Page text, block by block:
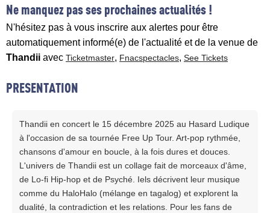
Ne manquez pas ses prochaines actualités !
N'hésitez pas à vous inscrire aux alertes pour être
automatiquement informé(e) de l'actualité et de la venue de
Thandii avec Ticketmaster, Fnacspectacles, See Tickets
PRESENTATION
Thandii en concert le 15 décembre 2025 au Hasard Ludique
à l'occasion de sa tournée Free Up Tour. Art-pop rythmée,
chansons d'amour en boucle, à la fois dures et douces.
L'univers de Thandii est un collage fait de morceaux d'âme,
de Lo-fi Hip-hop et de Psyché. Iels décrivent leur musique
comme du HaloHalo (mélange en tagalog) et explorent la
dualité, la contradiction et les relations. Pour les fans de